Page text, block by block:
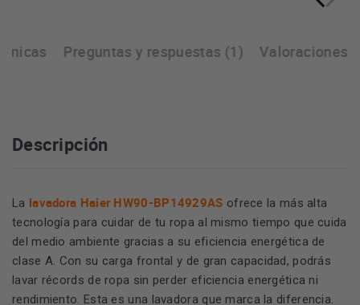
Preguntas y respuestas (1) Valoraciones
Descripción
La lavadora Haier HW90-BP14929AS ofrece la más alta
tecnología para cuidar de tu ropa al mismo tiempo que cuida
del medio ambiente gracias a su eficiencia energética de
clase A. Con su carga frontal y de gran capacidad, podrás
lavar récords de ropa sin perder eficiencia energética ni
rendimiento. Esta es una lavadora que marca la diferencia.